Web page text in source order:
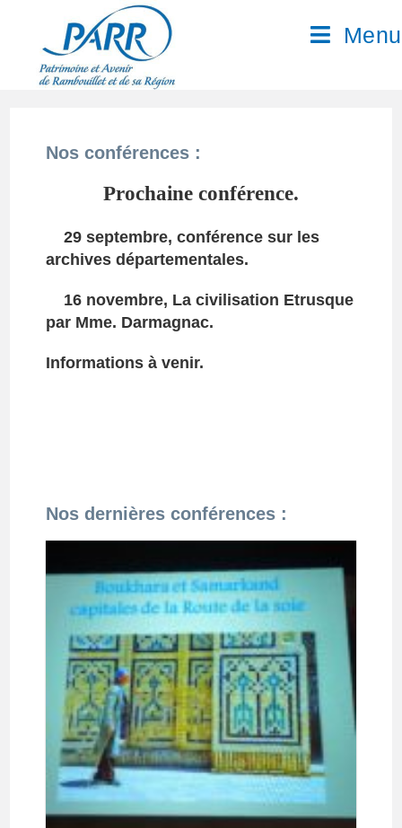
Menu
Nos conférences :
Prochaine conférence.
29 septembre, conférence sur les
archives départementales.
16 novembre, La civilisation Etrusque
par Mme. Darmagnac.
Informations à venir.
Nos dernières conférences :